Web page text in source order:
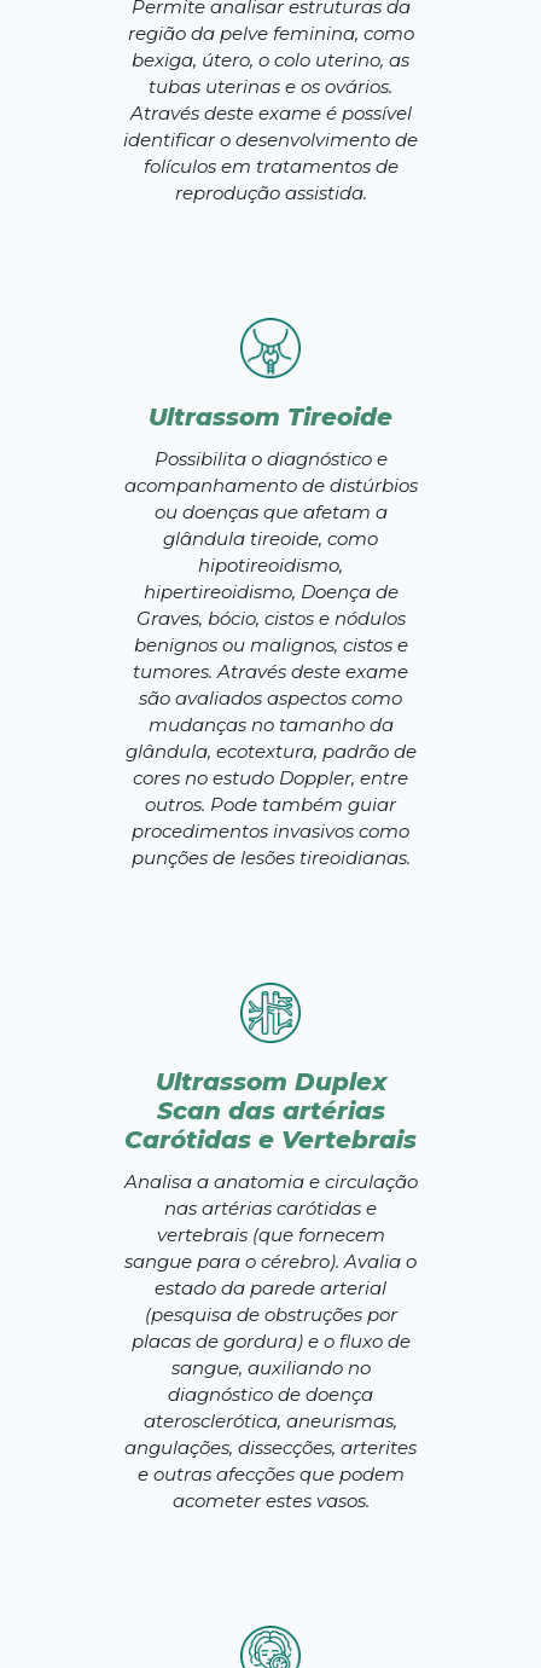
Permite analisar estruturas da
região da pelve feminina, como
bexiga, útero, o colo uterino, as
tubas uterinas e os ovários.
Através deste exame é possível
identificar o desenvolvimento de
folículos em tratamentos de
reprodução assistida.
Ultrassom Tireoide
Possibilita o diagnóstico e
acompanhamento de distúrbios
ou doenças que afetam a
glândula tireoide, como
hipotireoidismo,
hipertireoidismo, Doença de
Graves, bócio, cistos e nódulos
benignos ou malignos, cistos e
tumores. Através deste exame
são avaliados aspectos como
mudanças no tamanho da
glândula, ecotextura, padrão de
cores no estudo Doppler, entre
outros. Pode também guiar
procedimentos invasivos como
punções de lesões tireoidianas.
Ultrassom Duplex
Scan das artérias
Carótidas e Vertebrais
Analisa a anatomia e circulação
nas artérias carótidas e
vertebrais (que fornecem
sangue para o cérebro). Avalia o
estado da parede arterial
(pesquisa de obstruções por
placas de gordura) e o fluxo de
sangue, auxiliando no
diagnóstico de doença
aterosclerótica, aneurismas,
angulações, dissecções, arterites
e outras afecções que podem
acometer estes vasos.